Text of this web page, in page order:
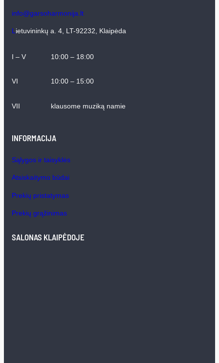
info@garsoharmonija.lt
L ietuvininkų a. 4, LT-92232, Klaipėda
I – V 10:00 – 18:00
VI 10:00 – 15:00
VII klausome muziką namie
INFORMACIJA
Sąlygos ir taisyklės
Atsiskaitymo būdai
Prekių pristatymas
Prekių grąžinimas
SALONAS KLAIPĖDOJE